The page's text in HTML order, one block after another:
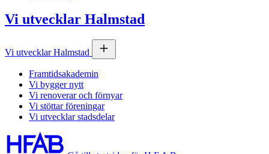
Vi utvecklar Halmstad
Vi utvecklar Halmstad
Framtidsakademin
Vi bygger nytt
Vi renoverar och förnyar
Vi stöttar föreningar
Vi utvecklar stadsdelar